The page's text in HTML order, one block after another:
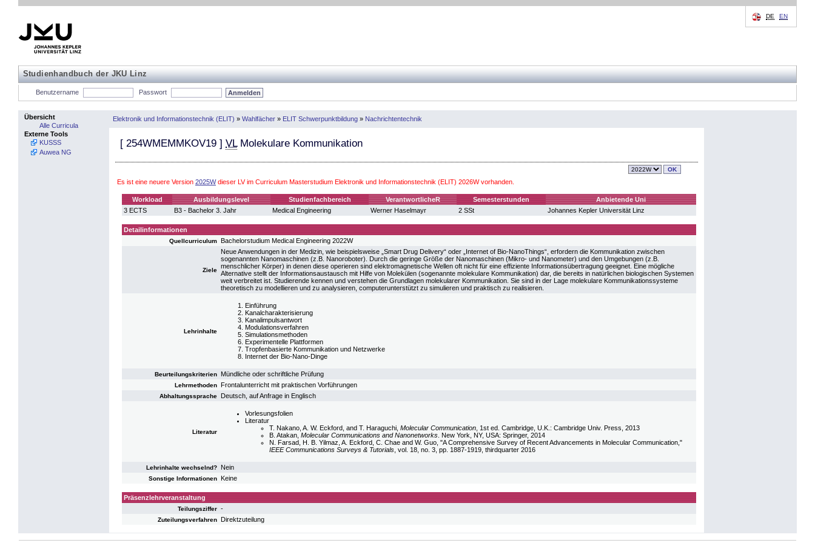
Studienhandbuch der JKU Linz
DE EN
Benutzername Passwort
Übersicht
Alle Curricula
Externe Tools
KUSSS
Auwea NG
Elektronik und Informationstechnik (ELIT) » Wahlfächer » ELIT Schwerpunktbildung » Nachrichtentechnik
[ 254WMEMMKOV19 ] VLMolekulare Kommunikation
Es ist eine neuere Version 2025Wdieser LV im Curriculum Masterstudium Elektronik und Informationstechnik (ELIT) 2026W vorhanden.
Workload Ausbildungslevel Studienfachbereich VerantwortlicheR Semesterstunden
Anbietende Uni
3 ECTS
B3 - Bachelor 3. Jahr Medical Engineering Werner Haselmayr 2 SSt Johannes Kepler Universität Linz
Detailinformationen
Quellcurriculum Bachelorstudium Medical Engineering 2022W
Ziele
Neue Anwendungen in der Medizin, wie beispielsweise „Smart Drug Delivery“ oder „Internet of Bio-NanoThings“, erfordern die Kommunikation zwischen
sogenannten Nanomaschinen (z.B. Nanoroboter). Durch die geringe Größe der Nanomaschinen (Mikro- und Nanometer) und den Umgebungen (z.B.
menschlicher Körper) in denen diese operieren sind elektromagnetische Wellen oft nicht für eine effiziente Informationsübertragung geeignet. Eine mögliche
Alternative stellt der Informationsaustausch mit Hilfe von Molekülen (sogenannte molekulare Kommunikation) dar, die bereits in natürlichen biologischen Systemen
weit verbreitet ist. Studierende kennen und verstehen die Grundlagen molekularer Kommunikation. Sie sind in der Lage molekulare Kommunikationssysteme
theoretisch zu modellieren und zu analysieren, computerunterstützt zu simulieren und praktisch zu realisieren.
Lehrinhalte
Einführung
Kanalcharakterisierung
Kanalimpulsantwort
Modulationsverfahren
Simulationsmethoden
Experimentelle Plattformen
Tropfenbasierte Kommunikation und Netzwerke
Internet der Bio-Nano-Dinge
Beurteilungskriterien Mündliche oder schriftliche Prüfung
Lehrmethoden Frontalunterricht mit praktischen Vorführungen
Abhaltungssprache Deutsch, auf Anfrage in Englisch
Literatur
Vorlesungsfolien
Literatur
T. Nakano, A. W. Eckford, and T. Haraguchi, Molecular Communication , 1st ed. Cambridge, U.K.: Cambridge Univ. Press, 2013
B. Atakan, Molecular Communications and Nanonetworks . New York, NY, USA: Springer, 2014
N. Farsad, H. B. Yilmaz, A. Eckford, C. Chae and W. Guo, "A Comprehensive Survey of Recent Advancements in Molecular Communication,"
IEEE Communications Surveys & Tutorials , vol. 18, no. 3, pp. 1887-1919, thirdquarter 2016
Lehrinhalte wechselnd? Nein
Sonstige Informationen Keine
Präsenzlehrveranstaltung
Teilungsziffer -
Zuteilungsverfahren Direktzuteilung